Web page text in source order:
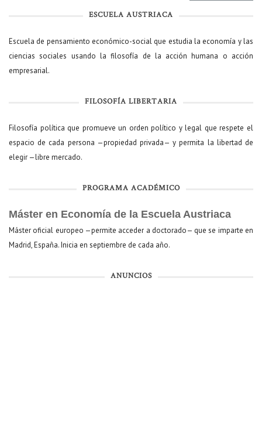
ESCUELA AUSTRIACA
Escuela de pensamiento económico-social que estudia la economía y las
ciencias sociales usando la filosofía de la acción humana o acción
empresarial.
FILOSOFÍA LIBERTARIA
Filosofía política que promueve un orden político y legal que respete el
espacio de cada persona —propiedad privada— y permita la libertad de
elegir —libre mercado.
PROGRAMA ACADÉMICO
Máster en Economía de la Escuela Austriaca
Máster oficial europeo —permite acceder a doctorado— que se imparte en
Madrid, España. Inicia en septiembre de cada año.
ANUNCIOS